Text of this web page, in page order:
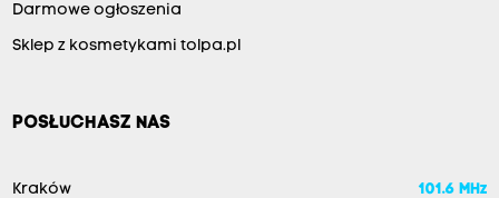
Darmowe ogłoszenia
Sklep z kosmetykami tolpa.pl
POSŁUCHASZ NAS
Kraków 101.6 MHz